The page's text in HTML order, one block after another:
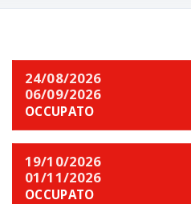
24/08/2026
06/09/2026
OCCUPATO
19/10/2026
01/11/2026
OCCUPATO